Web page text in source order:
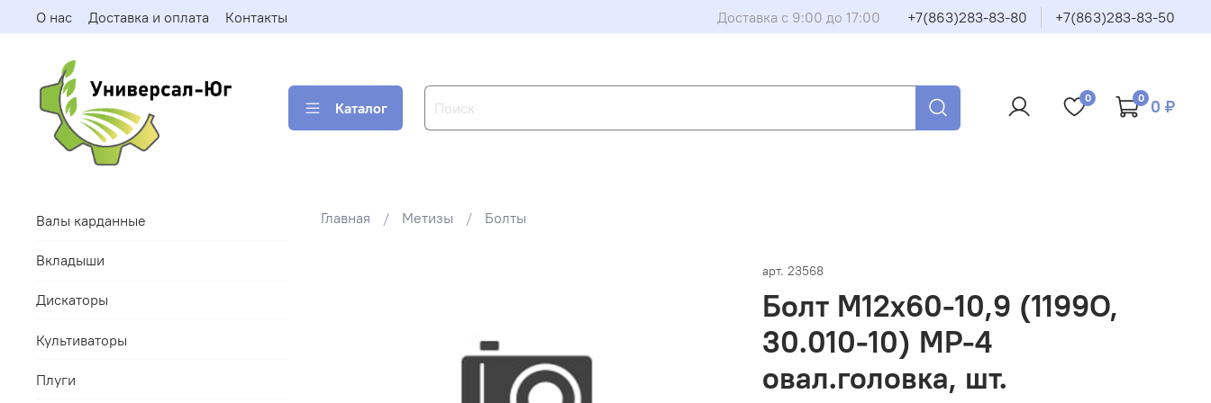
О нас Доставка и оплата Контакты Доставка с 9:00 до 17:00 +7(863)283-83-80 +7(863)283-83-50
Каталог
0 0 0 ₽
Главная Метизы Болты
арт. 23568
Болт М12х60-10,9 (1199О,
30.010-10) МР-4
овал.головка, шт.
Валы карданные
Вкладыши
Дискаторы
Культиваторы
Плуги